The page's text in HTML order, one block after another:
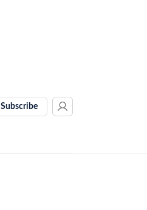
Subscribe